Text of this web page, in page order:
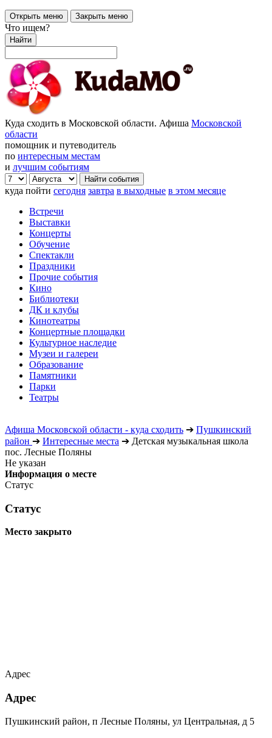
Открыть меню Закрыть меню
Что ищем?
Найти
Куда сходить в Московской области. Афиша Московской
области
помощник и путеводитель
по интересным местам
и лучшим событиям
куда пойти сегодня завтра в выходные в этом месяце
Встречи
Выставки
Концерты
Обучение
Спектакли
Праздники
Прочие события
Кино
Библиотеки
ДК и клубы
Кинотеатры
Концертные площадки
Культурное наследие
Музеи и галереи
Образование
Памятники
Парки
Театры
Афиша Московской области - куда сходить ➔ Пушкинский
район ➔ Интересные места ➔ Детская музыкальная школа
пос. Лесные Поляны
Не указан
Информация о месте
Статус
Статус
Место закрыто
Адрес
Адрес
Пушкинский район, п Лесные Поляны, ул Центральная, д 5